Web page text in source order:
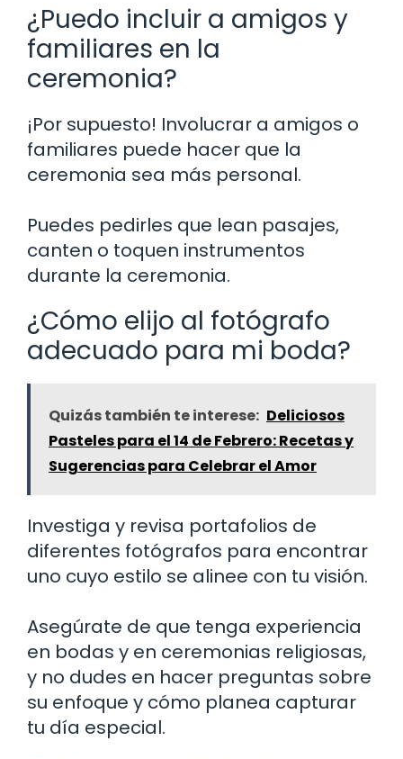
¿Puedo incluir a amigos y
familiares en la
ceremonia?
¡Por supuesto! Involucrar a amigos o
familiares puede hacer que la
ceremonia sea más personal.
Puedes pedirles que lean pasajes,
canten o toquen instrumentos
durante la ceremonia.
¿Cómo elijo al fotógrafo
adecuado para mi boda?
Quizás también te interese: Deliciosos
Pasteles para el 14 de Febrero: Recetas y
Sugerencias para Celebrar el Amor
Investiga y revisa portafolios de
diferentes fotógrafos para encontrar
uno cuyo estilo se alinee con tu visión.
Asegúrate de que tenga experiencia
en bodas y en ceremonias religiosas,
y no dudes en hacer preguntas sobre
su enfoque y cómo planea capturar
tu día especial.